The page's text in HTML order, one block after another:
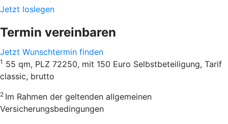
Jetzt loslegen
Termin vereinbaren
Jetzt Wunschtermin finden
1 55 qm, PLZ 72250, mit 150 Euro Selbstbeteiligung, Tarif
classic, brutto
2 Im Rahmen der geltenden allgemeinen
Versicherungsbedingungen